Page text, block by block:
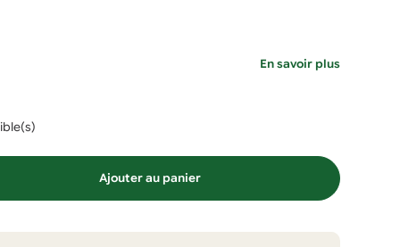
En savoir plus
Ajouter au panier